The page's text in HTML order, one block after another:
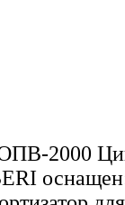
2000